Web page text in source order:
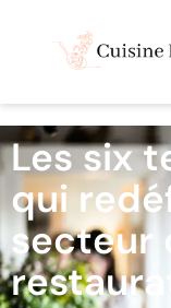
Les six
qui
secteur